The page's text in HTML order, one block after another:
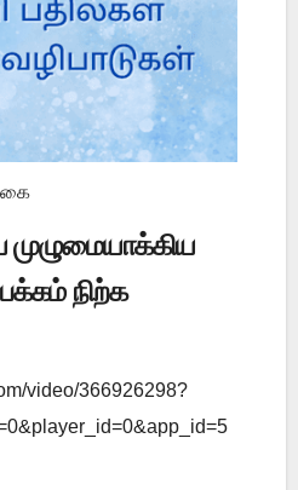
நிற்க
video/366926298?